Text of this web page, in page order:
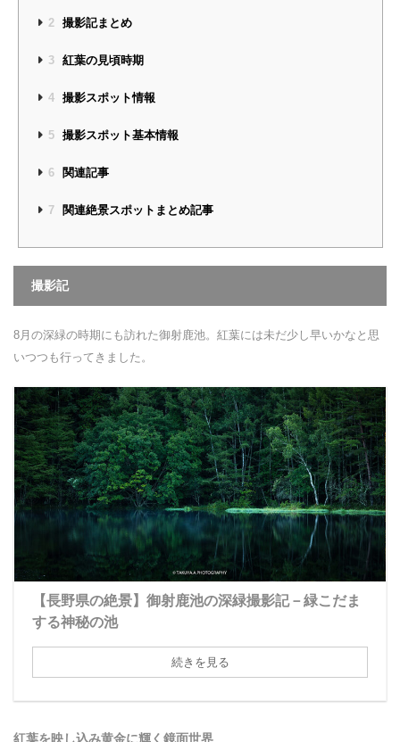
2 撮影記まとめ
3 紅葉の見頃時期
4 撮影スポット情報
5 撮影スポット基本情報
6 関連記事
7 関連絶景スポットまとめ記事
撮影記
8月の深緑の時期にも訪れた御射鹿池。紅葉には未だ少し早いかなと思
いつつも行ってきました。
【長野県の絶景】御射鹿池の深緑撮影記－緑こだま
する神秘の池
続きを見る
紅葉を映し込み黄金に輝く鏡面世界